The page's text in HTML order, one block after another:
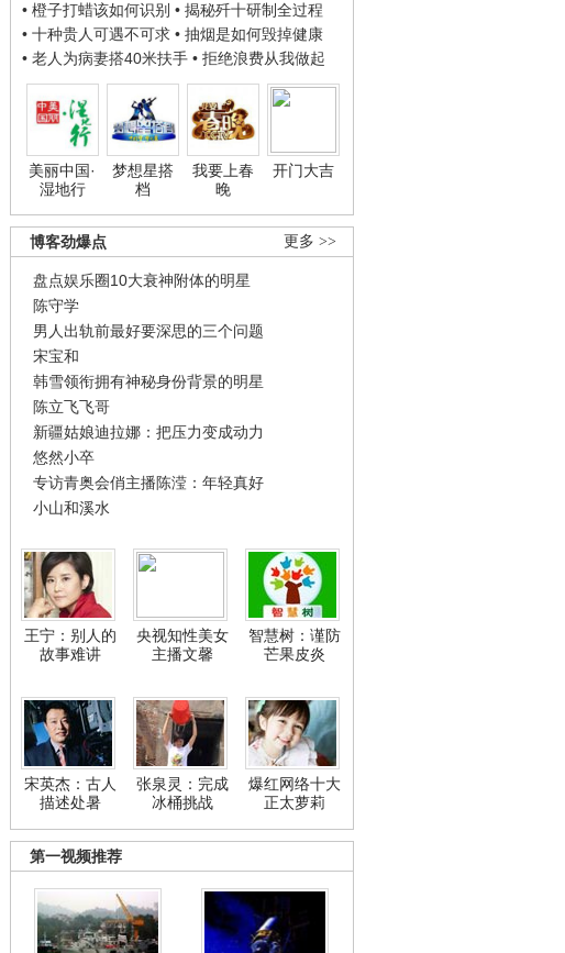
• 橙子打蜡该如何识别 • 揭秘歼十研制全过程
• 十种贵人可遇不可求 • 抽烟是如何毁掉健康
• 老人为病妻搭40米扶手 • 拒绝浪费从我做起
美丽中国·
湿地行
梦想星搭
档
我要上春
晚
开门大吉
更多 >>
博客劲爆点
盘点娱乐圈10大衰神附体的明星
陈守学
男人出轨前最好要深思的三个问题
宋宝和
韩雪领衔拥有神秘身份背景的明星
陈立飞飞哥
新疆姑娘迪拉娜：把压力变成动力
悠然小卒
专访青奥会俏主播陈滢：年轻真好
小山和溪水
王宁：别人的
故事难讲
央视知性美女
主播文馨
智慧树：谨防
芒果皮炎
宋英杰：古人
描述处暑
张泉灵：完成
冰桶挑战
爆红网络十大
正太萝莉
第一视频推荐